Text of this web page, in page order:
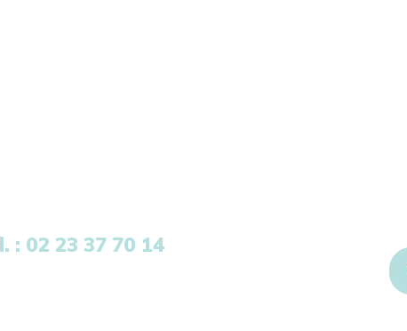
: 02 23 37 70 14